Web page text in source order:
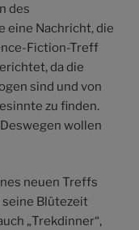
des
eine Nachricht, die
Fiction-Treff
da die
sind und von
zu finden.
wollen
neuen Treffs
seine Blütezeit
„Trekdinner“,